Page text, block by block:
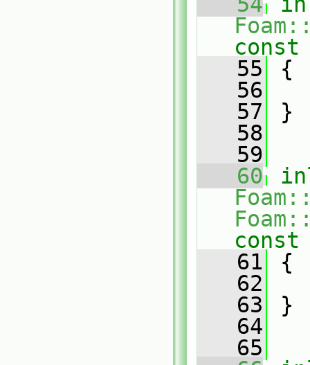
const
   55
{
   56
   57
}
   58
   59
   60
const
   61
{
   62
   63
}
   64
   65